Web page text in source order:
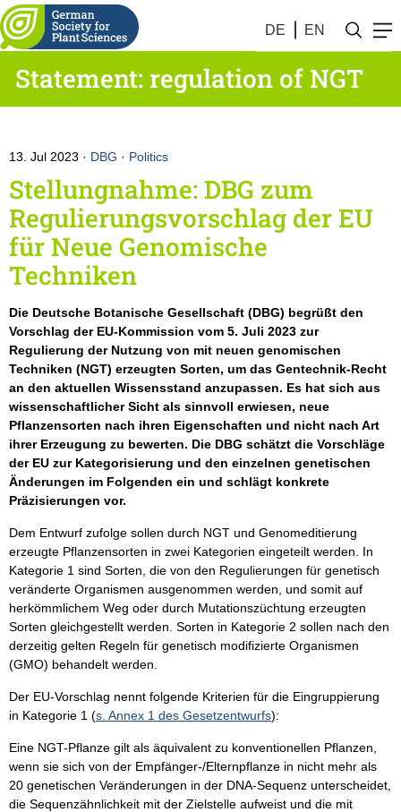
DE EN
Statement: regulation of NGT
13. Jul 2023 DBG · Politics
Stellungnahme: DBG zum
Regulierungsvorschlag der EU
für Neue Genomische
Techniken
Die Deutsche Botanische Gesellschaft (DBG) begrüßt den
Vorschlag der EU-Kommission vom 5. Juli 2023 zur
Regulierung der Nutzung von mit neuen genomischen
Techniken (NGT) erzeugten Sorten, um das Gentechnik-Recht
an den aktuellen Wissensstand anzupassen. Es hat sich aus
wissenschaftlicher Sicht als sinnvoll erwiesen, neue
Pflanzensorten nach ihren Eigenschaften und nicht nach Art
ihrer Erzeugung zu bewerten. Die DBG schätzt die Vorschläge
der EU zur Kategorisierung und den einzelnen genetischen
Änderungen im Folgenden ein und schlägt konkrete
Präzisierungen vor.
Dem Entwurf zufolge sollen durch NGT und Genomeditierung
erzeugte Pflanzensorten in zwei Kategorien eingeteilt werden. In
Kategorie 1 sind Sorten, die von den Regulierungen für genetisch
veränderte Organismen ausgenommen werden, und somit auf
herkömmlichem Weg oder durch Mutationszüchtung erzeugten
Sorten gleichgestellt werden. Sorten in Kategorie 2 sollen nach den
derzeitig gelten Regeln für genetisch modifizierte Organismen
(GMO) behandelt werden.
Der EU-Vorschlag nennt folgende Kriterien für die Eingruppierung
in Kategorie 1 (s. Annex 1 des Gesetzentwurfs):
Eine NGT-Pflanze gilt als äquivalent zu konventionellen Pflanzen,
wenn sie sich von der Empfänger-/Elternpflanze in nicht mehr als
20 genetischen Veränderungen in der DNA-Sequenz unterscheidet,
die Sequenzähnlichkeit mit der Zielstelle aufweist und die mit